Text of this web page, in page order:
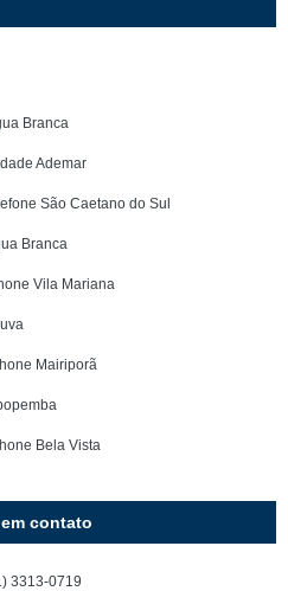
Branca
Ademar
São Caetano do Sul
Branca
Vila Mariana
Mairiporã
Bela Vista
contato
3313-0719